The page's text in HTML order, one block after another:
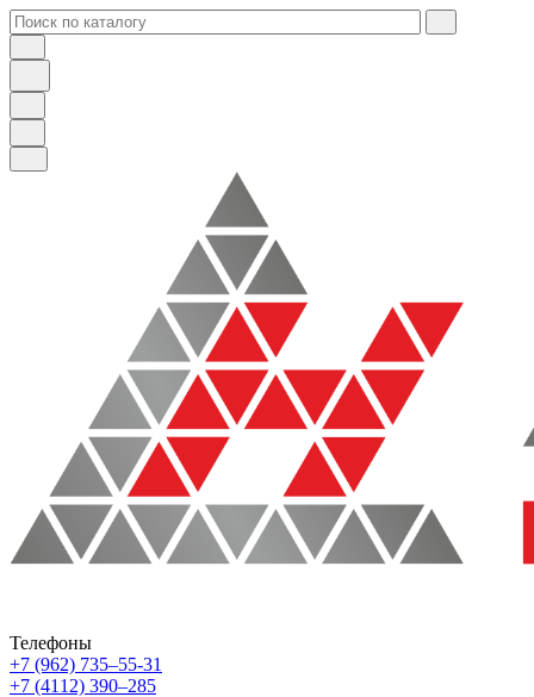
Телефоны
+7 (962) 735‒55-31
+7 (4112) 390‒285